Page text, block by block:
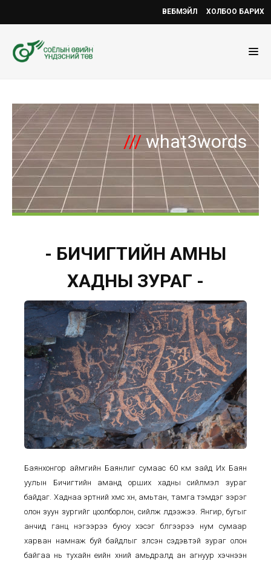
ВЕБМЭЙЛ ХОЛБОО БАРИХ
///what3words
- БИЧИГТИЙН АМНЫ
ХАДНЫ ЗУРАГ -
Баянхонгор аймгийн Баянлиг сумаас 60 км зайд Их Баян
уулын Бичигтийн аманд орших хадны сийлмэл зураг
байдаг. Хаднаа эртний хүмүүс хүн, амьтан, тамга тэмдэг зэрэг
олон зуун зургийг цоолборлон, сийлж үлдээжээ. Янгир, бугыг
анчид ганц нэгээрээ буюу хэсэг бүлгээрээ нум сумаар
харван намнаж буй байдлыг үзүүлсэн сэдэвтэй зураг олон
байгаа нь тухайн үеийн хүний амьдралд ан агнуур хэчнээн